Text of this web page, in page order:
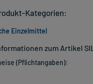
zum Artikel
(Pflichtangaben):
Kategorien:
Einzelmittel